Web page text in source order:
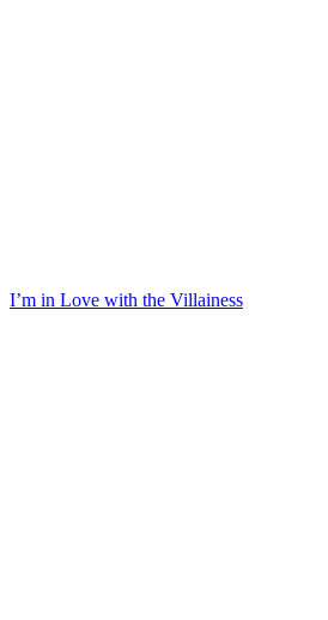
I’m in Love with the Villainess